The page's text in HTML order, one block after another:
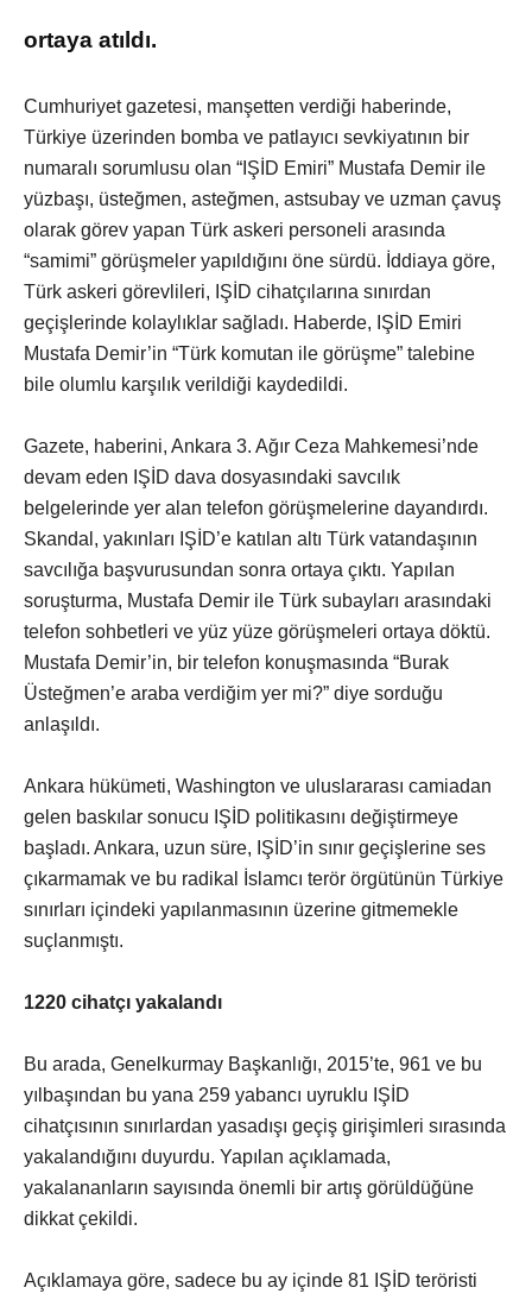
ortaya atıldı.
Cumhuriyet gazetesi, manşetten verdiği haberinde,
Türkiye üzerinden bomba ve patlayıcı sevkiyatının bir
numaralı sorumlusu olan “IŞİD Emiri” Mustafa Demir ile
yüzbaşı, üsteğmen, asteğmen, astsubay ve uzman çavuş
olarak görev yapan Türk askeri personeli arasında
“samimi” görüşmeler yapıldığını öne sürdü. İddiaya göre,
Türk askeri görevlileri, IŞİD cihatçılarına sınırdan
geçişlerinde kolaylıklar sağladı. Haberde, IŞİD Emiri
Mustafa Demir’in “Türk komutan ile görüşme” talebine
bile olumlu karşılık verildiği kaydedildi.
Gazete, haberini, Ankara 3. Ağır Ceza Mahkemesi’nde
devam eden IŞİD dava dosyasındaki savcılık
belgelerinde yer alan telefon görüşmelerine dayandırdı.
Skandal, yakınları IŞİD’e katılan altı Türk vatandaşının
savcılığa başvurusundan sonra ortaya çıktı. Yapılan
soruşturma, Mustafa Demir ile Türk subayları arasındaki
telefon sohbetleri ve yüz yüze görüşmeleri ortaya döktü.
Mustafa Demir’in, bir telefon konuşmasında “Burak
Üsteğmen’e araba verdiğim yer mi?” diye sorduğu
anlaşıldı.
Ankara hükümeti, Washington ve uluslararası camiadan
gelen baskılar sonucu IŞİD politikasını değiştirmeye
başladı. Ankara, uzun süre, IŞİD’in sınır geçişlerine ses
çıkarmamak ve bu radikal İslamcı terör örgütünün Türkiye
sınırları içindeki yapılanmasının üzerine gitmemekle
suçlanmıştı.
1220 cihatçı yakalandı
Bu arada, Genelkurmay Başkanlığı, 2015’te, 961 ve bu
yılbaşından bu yana 259 yabancı uyruklu IŞİD
cihatçısının sınırlardan yasadışı geçiş girişimleri sırasında
yakalandığını duyurdu. Yapılan açıklamada,
yakalananların sayısında önemli bir artış görüldüğüne
dikkat çekildi.
Açıklamaya göre, sadece bu ay içinde 81 IŞİD teröristi